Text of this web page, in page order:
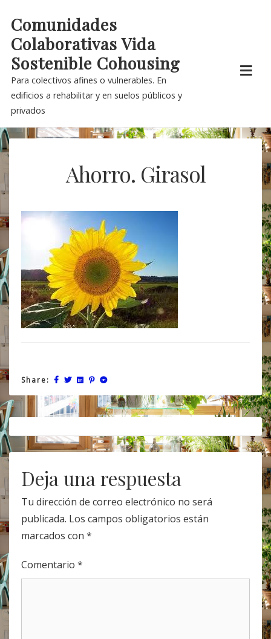
content
Comunidades
Colaborativas Vida
Sostenible Cohousing
Para colectivos afines o vulnerables. En
edificios a rehabilitar y en suelos públicos y
privados
Ahorro. Girasol
Share:
Post
navigation
Deja una respuesta
Tu dirección de correo electrónico no será
publicada. Los campos obligatorios están
marcados con *
Comentario *